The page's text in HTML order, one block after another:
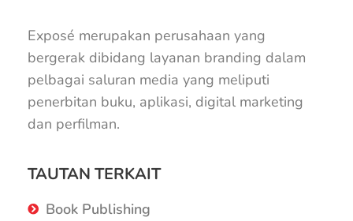
Exposé merupakan perusahaan yang
bergerak dibidang layanan branding dalam
pelbagai saluran media yang meliputi
penerbitan buku, aplikasi, digital marketing
dan perfilman.
TAUTAN TERKAIT
Book Publishing